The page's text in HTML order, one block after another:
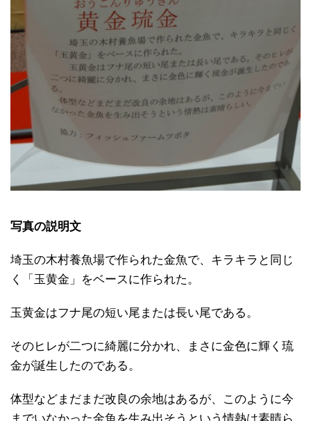
写真の説明文
埼玉の木村養魚場で作られた金魚で、キラキラと同じ
く「玉黄金」をベースに作られた。
玉黄金はフナ尾の短い尾または長い尾である。
そのヒレが二つに綺麗に分かれ、まさに金色に輝く琉
金が誕生したのである。
体型などまだまだ改良の余地はあるが、このように今
までいなかった金魚を生み出そうという情熱は素晴ら